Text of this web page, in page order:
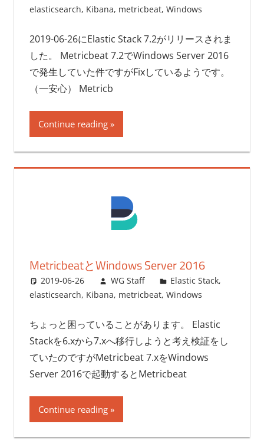
elasticsearch, Kibana, metricbeat, Windows
2019-06-26にElastic Stack 7.2がリリースされま
した。 Metricbeat 7.2でWindows Server 2016
で発生していた件ですがFixしているようです。
（一安心） Metricb
Continue reading
MetricbeatとWindows Server 2016
2019-06-26 WG Staff Elastic Stack,
elasticsearch, Kibana, metricbeat, Windows
ちょっと困っていることがあります。 Elastic
Stackを6.xから7.xへ移行しようと考え検証をし
ていたのですがMetricbeat 7.xをWindows
Server 2016で起動するとMetricbeat
Continue reading